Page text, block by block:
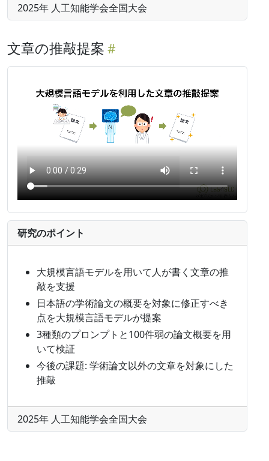
2025年 人工知能学会全国大会
文章の推敲提案
研究のポイント
大規模言語モデルを用いて人が書く文章の推
敲を支援
日本語の学術論文の概要を対象に修正すべき
点を大規模言語モデルが提案
3種類のプロンプトと100件弱の論文概要を用
いて検証
今後の課題: 学術論文以外の文章を対象にした
推敲
2025年 人工知能学会全国大会